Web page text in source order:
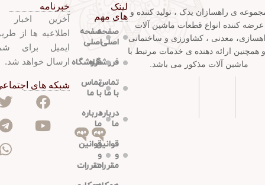
ی راهسازان یدک ، تولید کننده و
عرضه کننده انواع قطعات ماشین آلات
معدنی ، کشاورزی و ساختمانی
همچنین ارائه دهنده ی خدمات مرتبط با
ماشین آلات مذکور می باشد.
لینک
های مهم
صفحه
اصلی
فروشگاه
تماس
با ما
درباره
ما
قوانین
و
مقررات
مهم
صفحه
اصلی
فروشگاه
تماس
با ما
درباره
ما
قوانین
و
مقررات
مهم
خبرنامه
آخرین اخبار
اطلاعیه ها از
ایمیل برای
ارسال خواهد شد.
شبکه های